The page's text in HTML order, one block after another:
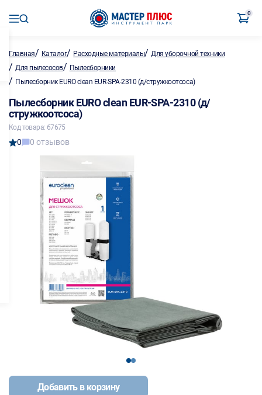
0
Главная/ Каталог/ Расходные материалы/Для уборочной техники
/ Для пылесосов/ Пылесборники
/ Пылесборник EURO clean EUR-SPA-2310 (д/стружкоотсоса)
Пылесборник EURO clean EUR-SPA-2310 (д/
стружкоотсоса)
Код товара: 67675
0 0 отзывов
12
Добавить в корзину